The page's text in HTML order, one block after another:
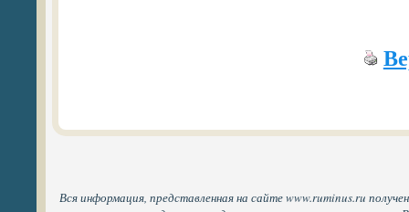
Вся информация, представленная на сайте www.ruminus.ru